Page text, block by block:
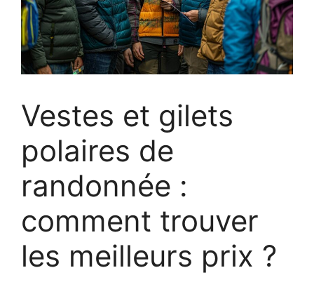
Vestes et gilets
polaires de
randonnée :
comment trouver
les meilleurs prix ?